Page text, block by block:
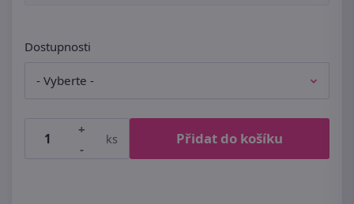
Dostupnosti
+
-
ks Přidat do košíku